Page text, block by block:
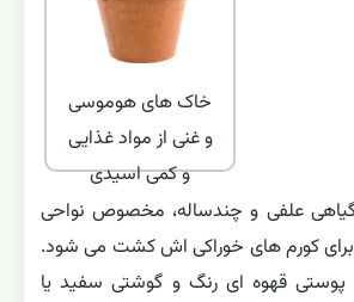
خاک های هوموسی
و غنی از مواد غذایی
و کمی اسیدی
علفی و چندساله، مخصوص نواحی
کورم های خوراکی اش کشت می شود.
پوستی قهوه ای رنگ و گوشتی سفید یا